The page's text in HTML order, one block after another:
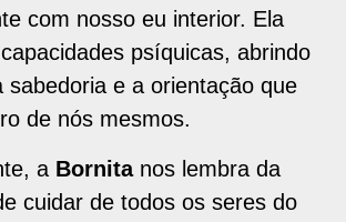
com nosso eu interior. Ela
psíquicas, abrindo
sabedoria e a orientação que
de nós mesmos.
a Bornita nos lembra da
cuidar de todos os seres do